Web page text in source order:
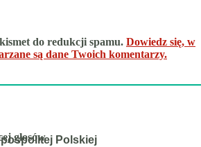
do redukcji spamu. Dowiedz się, w
są dane Twoich komentarzy.
głosów Polskiej